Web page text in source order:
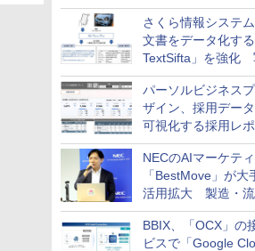
と危機管理広報を
練するプログラム
さくら情報システ
文書をデータ化す
TextSifta」を強化
のデータ化などに
パーソルビジネス
ザイン、採用デー
可視化する採用レポ
化サービスを提供
NECのAIマーケテ
「BestMove」が大
活用拡大 製造・流
企業・広告代理店
フェーズへ
BBIX、「OCX」の
ビスで「Google